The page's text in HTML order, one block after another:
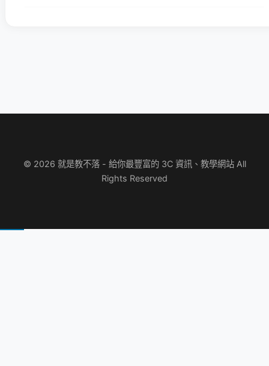
© 2026 就是教不落 - 給你最豐富的 3C 資訊、教學網站 All
Rights Reserved